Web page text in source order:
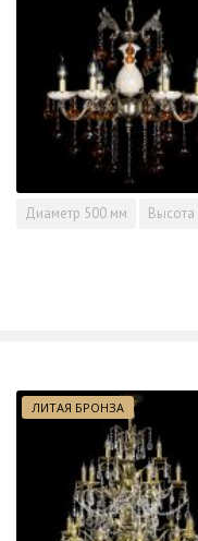
Диаметр 500 мм Высота
ЛИТАЯ БРОНЗА